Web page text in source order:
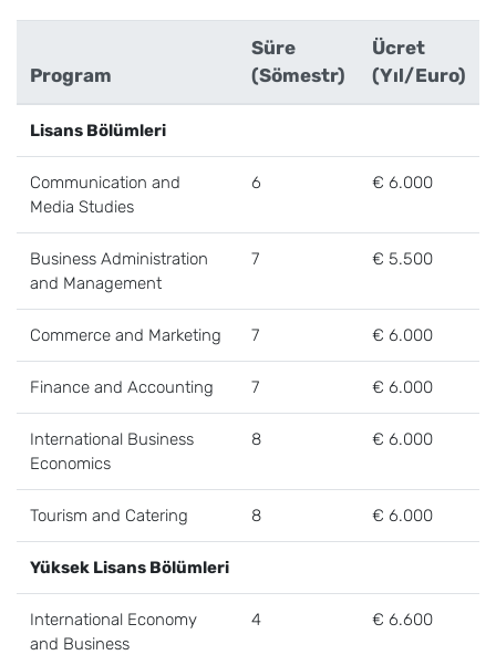
Program
Süre
(Sömestr)
Ücret
(Yıl/Euro)
Lisans Bölümleri
Communication and
Media Studies
6 € 6.000
Business Administration
and Management
7 € 5.500
Commerce and Marketing 7 € 6.000
Finance and Accounting 7 € 6.000
International Business
Economics
8 € 6.000
Tourism and Catering 8 € 6.000
Yüksek Lisans Bölümleri
International Economy
and Business
4 € 6.600